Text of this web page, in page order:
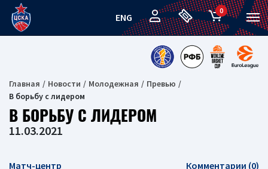
ENG
0
Главная Новости Молодежная
Превью
В борьбу с лидером
В БОРЬБУ С ЛИДЕРОМ
11.03.2021
Матч-центр
Комментарии (0)